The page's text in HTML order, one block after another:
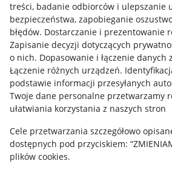
treści, badanie odbiorców i ulepszanie
bezpieczeństwa, zapobieganie
błędów. Dostarczanie i prezentowanie
Zapisanie decyzji dotyczących
o nich. Dopasowanie i łączenie danych
Łączenie różnych urządzeń.
podstawie informacji przesyłanych
Twoje dane personalne przetwarzamy
ułatwiania korzystania z naszych stron
Cele przetwarzania szczegółowo
dostępnych pod przyciskiem:
plików cookies.
Mapa miejscowości
Informacje prawne
Regulamin
Polityka plików "cookies"
Ustawienia plików "cookies"
Udostępnianie lokalizacji
Informacje dla Aktu o Usługach